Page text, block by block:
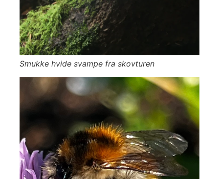
Smukke hvide svampe fra skovturen